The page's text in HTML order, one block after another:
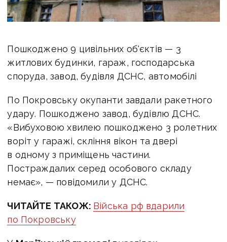
Пошкоджено 9 цивільних об'єктів — 3
житлових будинки, гараж, господарська
споруда, завод, будівля ДСНС, автомобілі
По Покровську окупанти завдали ракетного
удару. Пошкоджено завод, будівлю ДСНС.
«Вибуховою хвилею пошкоджено 3 ролетних
воріт у гаражі, скління вікон та двері
в одному з приміщень частини.
Постраждалих серед особового складу
немає», — повідомили у ДСНС.
ЧИТАЙТЕ ТАКОЖ: Війська рф вдарили
по Покровську